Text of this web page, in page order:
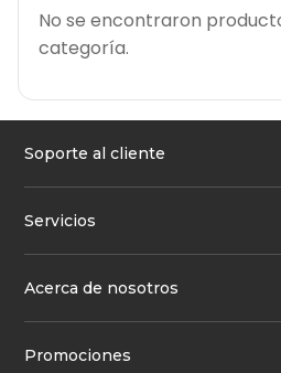
No se encontraron
categoría.
Soporte al cliente
Servicios
Acerca de nosotros
Promociones